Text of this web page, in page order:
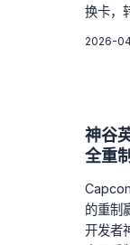
换卡，
2026-
神谷
全重
的重制
开发者